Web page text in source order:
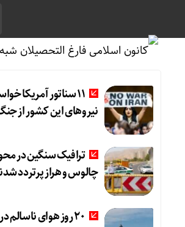
11 سناتور آمریکا
نیروهای این کشور از
ترافیک سنگین در
چالوس و هراز پرتردد
20 روز هوای ناسالم در تهران